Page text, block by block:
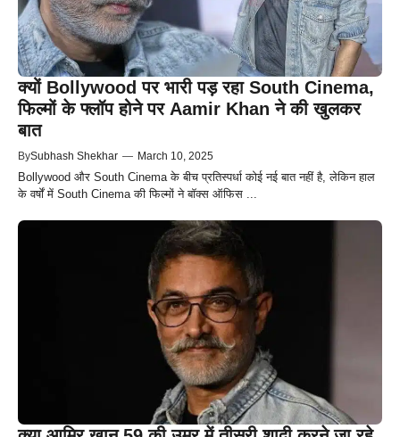
क्यों Bollywood पर भारी पड़ रहा South Cinema,
फिल्मों के फ्लॉप होने पर Aamir Khan ने की खुलकर
बात
BySubhash Shekhar — March 10, 2025
Bollywood और South Cinema के बीच प्रतिस्पर्धा कोई नई बात नहीं है, लेकिन हाल
के वर्षों में South Cinema की फिल्मों ने बॉक्स ऑफिस ...